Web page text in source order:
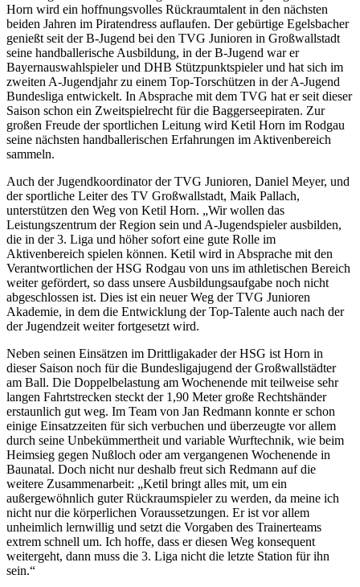
Horn wird ein hoffnungsvolles Rückraumtalent in den nächsten
beiden Jahren im Piratendress auflaufen. Der gebürtige Egelsbacher
genießt seit der B-Jugend bei den TVG Junioren in Großwallstadt
seine handballerische Ausbildung, in der B-Jugend war er
Bayernauswahlspieler und DHB Stützpunktspieler und hat sich im
zweiten A-Jugendjahr zu einem Top-Torschützen in der A-Jugend
Bundesliga entwickelt. In Absprache mit dem TVG hat er seit dieser
Saison schon ein Zweitspielrecht für die Baggerseepiraten. Zur
großen Freude der sportlichen Leitung wird Ketil Horn im Rodgau
seine nächsten handballerischen Erfahrungen im Aktivenbereich
sammeln.
Auch der Jugendkoordinator der TVG Junioren, Daniel Meyer, und
der sportliche Leiter des TV Großwallstadt, Maik Pallach,
unterstützen den Weg von Ketil Horn. „Wir wollen das
Leistungszentrum der Region sein und A-Jugendspieler ausbilden,
die in der 3. Liga und höher sofort eine gute Rolle im
Aktivenbereich spielen können. Ketil wird in Absprache mit den
Verantwortlichen der HSG Rodgau von uns im athletischen Bereich
weiter gefördert, so dass unsere Ausbildungsaufgabe noch nicht
abgeschlossen ist. Dies ist ein neuer Weg der TVG Junioren
Akademie, in dem die Entwicklung der Top-Talente auch nach der
der Jugendzeit weiter fortgesetzt wird.
Neben seinen Einsätzen im Drittligakader der HSG ist Horn in
dieser Saison noch für die Bundesligajugend der Großwallstädter
am Ball. Die Doppelbelastung am Wochenende mit teilweise sehr
langen Fahrtstrecken steckt der 1,90 Meter große Rechtshänder
erstaunlich gut weg. Im Team von Jan Redmann konnte er schon
einige Einsatzzeiten für sich verbuchen und überzeugte vor allem
durch seine Unbekümmertheit und variable Wurftechnik, wie beim
Heimsieg gegen Nußloch oder am vergangenen Wochenende in
Baunatal. Doch nicht nur deshalb freut sich Redmann auf die
weitere Zusammenarbeit: „Ketil bringt alles mit, um ein
außergewöhnlich guter Rückraumspieler zu werden, da meine ich
nicht nur die körperlichen Voraussetzungen. Er ist vor allem
unheimlich lernwillig und setzt die Vorgaben des Trainerteams
extrem schnell um. Ich hoffe, dass er diesen Weg konsequent
weitergeht, dann muss die 3. Liga nicht die letzte Station für ihn
sein.“